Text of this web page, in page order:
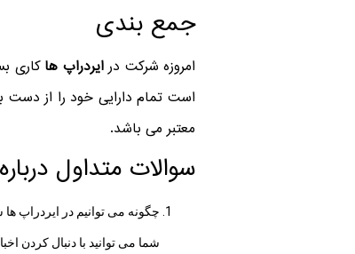
جمع بندی
امروزه شرکت درایردراپ هاکاری
است تمام دارایی خود را از دست
معتبر می باشد.
سوالات متداول
چگونه می توانیم در ایردراپ
شما می توانید با دنبال کردن